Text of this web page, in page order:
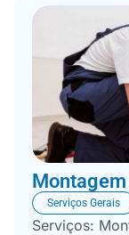
Serviços Gerais
Serviços: